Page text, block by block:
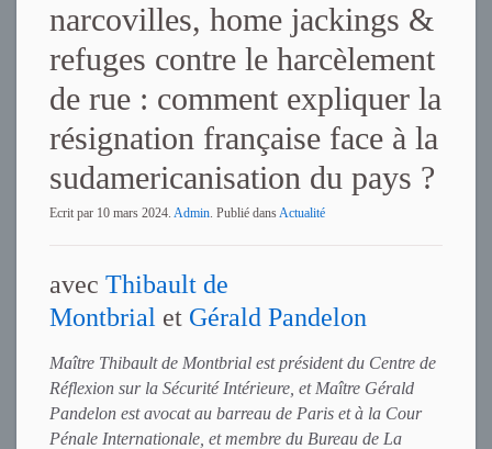
narcovilles, home jackings &
refuges contre le harcèlement
de rue : comment expliquer la
résignation française face à la
sudamericanisation du pays ?
Ecrit par 10 mars 2024. Admin. Publié dansActualité
avec Thibault de
Montbrial et Gérald Pandelon
Maître Thibault de Montbrial est président du Centre de
Réflexion sur la Sécurité Intérieure, et Maître Gérald
Pandelon est avocat au barreau de Paris et à la Cour
Pénale Internationale, et membre du Bureau de La